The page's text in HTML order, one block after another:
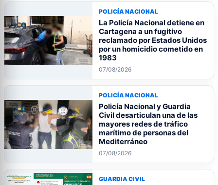
POLICÍA NACIONAL
La Policía Nacional detiene en
Cartagena a un fugitivo
reclamado por Estados Unidos
por un homicidio cometido en
1983
07/08/2026
POLICÍA NACIONAL
Policía Nacional y Guardia
Civil desarticulan una de las
mayores redes de tráfico
marítimo de personas del
Mediterráneo
07/08/2026
GUARDIA CIVIL